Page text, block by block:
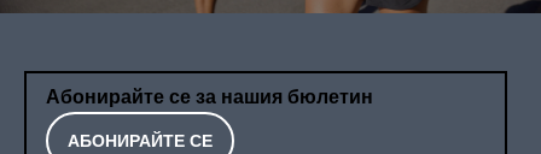
Абонирайте се за нашия бюлетин
АБОНИРАЙТЕ СЕ